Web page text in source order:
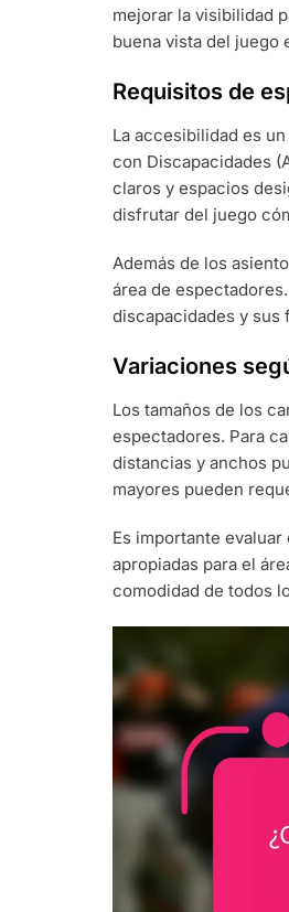
mejorar la visibilidad
buena vista del juego
Requisitos de
La accesibilidad es
con Discapacidades
claros y espacios
disfrutar del juego
Además de los
área de
discapacidades y sus
Variaciones
Los tamaños de los
espectadores. Para
distancias y anchos
mayores pueden
Es importante
apropiadas para el
comodidad de todos